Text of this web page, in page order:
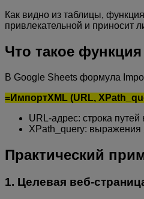
Как видно из таблицы,
привлекательной и приносит
Что такое
В Google Sheets формула
=ИмпортXML (URL,
URL-адрес: строка
XPath_query: выражения
Практический
1. Целевая веб-